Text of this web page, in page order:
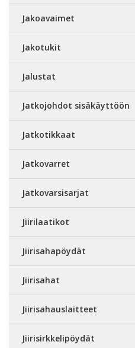
Jakoavaimet
Jakotukit
Jalustat
Jatkojohdot sisäkäyttöön
Jatkotikkaat
Jatkovarret
Jatkovarsisarjat
Jiirilaatikot
Jiirisahapöydät
Jiirisahat
Jiirisahauslaitteet
Jiirisirkkelipöydät